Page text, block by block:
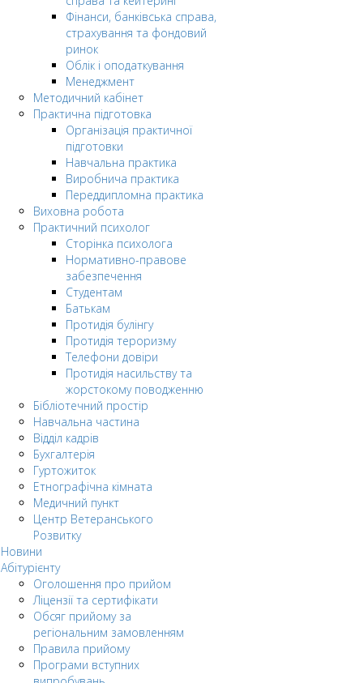
Фінанси, банківська справа,
страхування та фондовий
ринок
Облік і оподаткування
Менеджмент
Методичний кабінет
Практична підготовка
Організація практичної
підготовки
Навчальна практика
Виробнича практика
Переддипломна практика
Виховна робота
Практичний психолог
Сторінка психолога
Нормативно-правове
забезпечення
Студентам
Батькам
Протидія булінгу
Протидія тероризму
Телефони довіри
Протидія насильству та
жорстокому поводженню
Бібліотечний простір
Навчальна частина
Відділ кадрів
Бухгалтерія
Гуртожиток
Етнографічна кімната
Медичний пункт
Центр Ветеранського
Розвитку
Новини
Абітурієнту
Оголошення про прийом
Ліцензії та сертифікати
Обсяг прийому за
регіональним замовленням
Правила прийому
Програми вступних